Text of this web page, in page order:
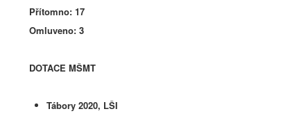
Přítomno: 17
Omluveno: 3
DOTACE MŠMT
Tábory 2020, LŠI